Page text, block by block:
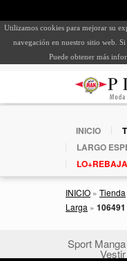
Utilizamos cookies para mejorar su
navegación en nuestro sitio web.
Puede obtener más
INICIO
LARGO
INICIO » Tienda
Larga » 106491
Sport